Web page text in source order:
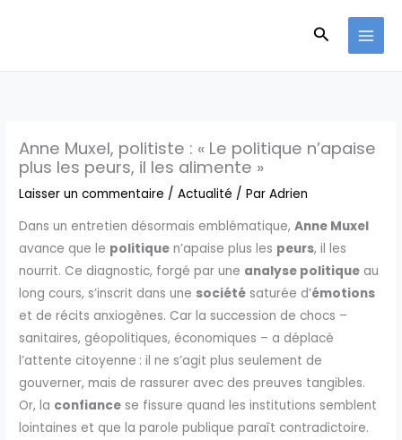
Anne Muxel, politiste : « Le politique n’apaise
plus les peurs, il les alimente »
Laisser un commentaire /Actualité / ParAdrien
Dans un entretien désormais emblématique,Anne Muxel
avance que le politique n’apaise plus les peurs, il les
nourrit. Ce diagnostic, forgé par une analyse politique au
long cours, s’inscrit dans une société saturée d’émotions
et de récits anxiogènes. Car la succession de chocs –
sanitaires, géopolitiques, économiques – a déplacé
l’attente citoyenne : il ne s’agit plus seulement de
gouverner, mais de rassurer avec des preuves tangibles.
Or, la confiance se fissure quand les institutions semblent
lointaines et que la parole publique paraît contradictoire.